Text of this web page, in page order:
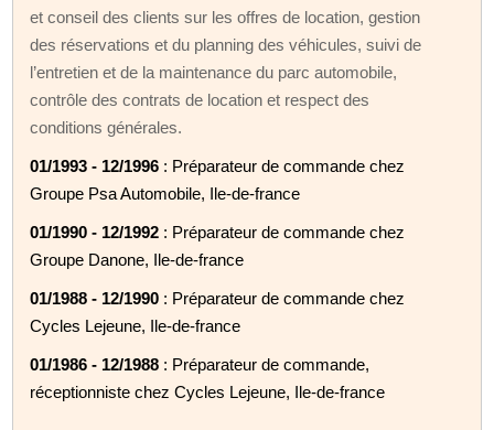
et conseil des clients sur les offres de location, gestion
des réservations et du planning des véhicules, suivi de
l’entretien et de la maintenance du parc automobile,
contrôle des contrats de location et respect des
conditions générales.
01/1993 - 12/1996 : Préparateur de commande chez
Groupe Psa Automobile, Ile-de-france
01/1990 - 12/1992 : Préparateur de commande chez
Groupe Danone, Ile-de-france
01/1988 - 12/1990 : Préparateur de commande chez
Cycles Lejeune, Ile-de-france
01/1986 - 12/1988 : Préparateur de commande,
réceptionniste chez Cycles Lejeune, Ile-de-france